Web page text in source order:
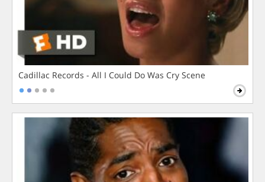
Cadillac Records - All I Could Do Was Cry Scene